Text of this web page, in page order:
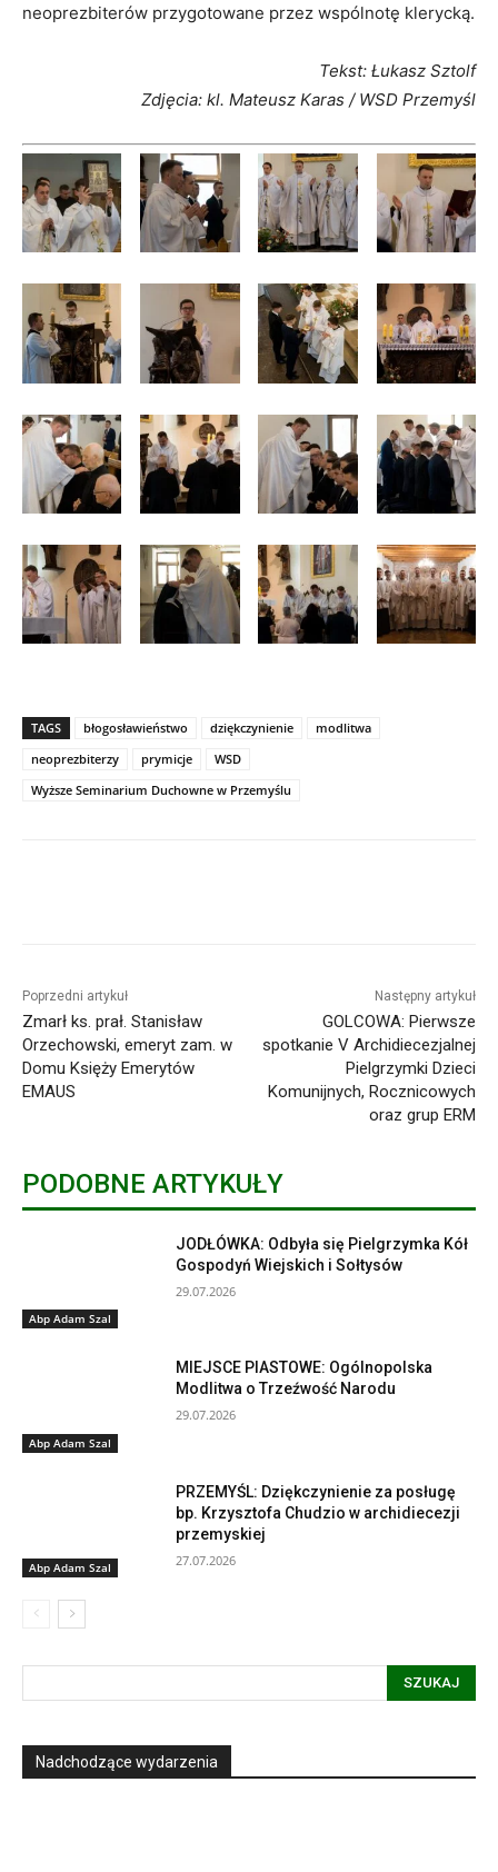
neoprezbiterów przygotowane przez wspólnotę klerycką.
Tekst: Łukasz Sztolf
Zdjęcia: kl. Mateusz Karas / WSD Przemyśl
TAGS błogosławieństwo dziękczynienie
modlitwa
neoprezbiterzy
prymicje
WSD
Wyższe Seminarium Duchowne w Przemyślu
Poprzedni artykuł
Zmarł ks. prał. Stanisław
Orzechowski, emeryt zam. w
Domu Księży Emerytów
EMAUS
Następny artykuł
GOLCOWA: Pierwsze
spotkanie V Archidiecezjalnej
Pielgrzymki Dzieci
Komunijnych, Rocznicowych
oraz grup ERM
PODOBNE ARTYKUŁY
Abp Adam Szal
JODŁÓWKA: Odbyła się Pielgrzymka Kół
Gospodyń Wiejskich i Sołtysów
29.07.2026
Abp Adam Szal
MIEJSCE PIASTOWE: Ogólnopolska
Modlitwa o Trzeźwość Narodu
29.07.2026
Abp Adam Szal
PRZEMYŚL: Dziękczynienie za posługę
bp. Krzysztofa Chudzio w archidiecezji
przemyskiej
27.07.2026
SZUKAJ
Nadchodzące wydarzenia